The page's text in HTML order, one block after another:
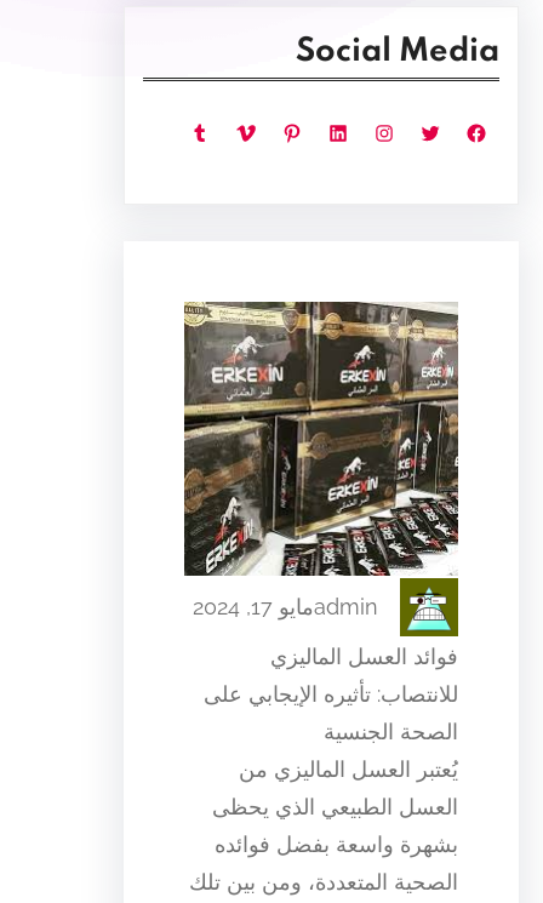
Social Media
فيسبوك تويتر إنستجرام لينكد إن بينتريست فيميو تمبلر
adminمايو 17, 2024
فوائد العسل الماليزي
للانتصاب: تأثيره الإيجابي على
الصحة الجنسية
يُعتبر العسل الماليزي من
العسل الطبيعي الذي يحظى
بشهرة واسعة بفضل فوائده
الصحية المتعددة، ومن بين تلك